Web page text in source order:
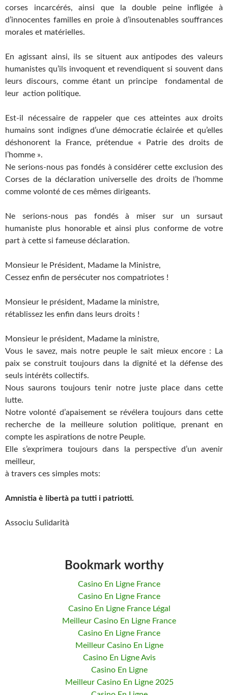
corses incarcérés, ainsi que la double peine infligée à
d’innocentes familles en proie à d’insoutenables souffrances
morales et matérielles.
En agissant ainsi, ils se situent aux antipodes des valeurs
humanistes qu’ils invoquent et revendiquent si souvent dans
leurs discours, comme étant un principe fondamental de
leur action politique.
Est-il nécessaire de rappeler que ces atteintes aux droits
humains sont indignes d’une démocratie éclairée et qu’elles
déshonorent la France, prétendue « Patrie des droits de
l’homme ».
Ne serions-nous pas fondés à considérer cette exclusion des
Corses de la déclaration universelle des droits de l’homme
comme volonté de ces mêmes dirigeants.
Ne serions-nous pas fondés à miser sur un sursaut
humaniste plus honorable et ainsi plus conforme de votre
part à cette si fameuse déclaration.
Monsieur le Président, Madame la Ministre,
Cessez enfin de persécuter nos compatriotes !
Monsieur le président, Madame la ministre,
rétablissez les enfin dans leurs droits !
Monsieur le président, Madame la ministre,
Vous le savez, mais notre peuple le sait mieux encore : La
paix se construit toujours dans la dignité et la défense des
seuls intérêts collectifs.
Nous saurons toujours tenir notre juste place dans cette
lutte.
Notre volonté d’apaisement se révélera toujours dans cette
recherche de la meilleure solution politique, prenant en
compte les aspirations de notre Peuple.
Elle s’exprimera toujours dans la perspective d’un avenir
meilleur,
à travers ces simples mots:
Amnistia è libertà pa tutti i patriotti.
Associu Sulidarità
Bookmark worthy
Casino En Ligne France
Casino En Ligne France
Casino En Ligne France Légal
Meilleur Casino En Ligne France
Casino En Ligne France
Meilleur Casino En Ligne
Casino En Ligne Avis
Casino En Ligne
Meilleur Casino En Ligne 2025